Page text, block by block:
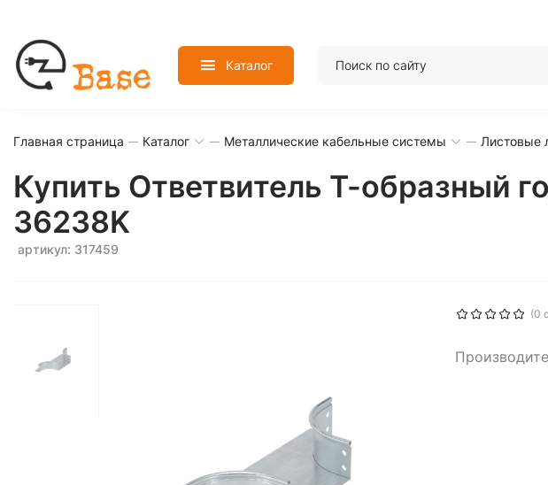
Каталог
Главная страница Каталог Металлические кабельные системы Листовые
Купить Ответвитель Т-образный
36238K
артикул: 317459
(0